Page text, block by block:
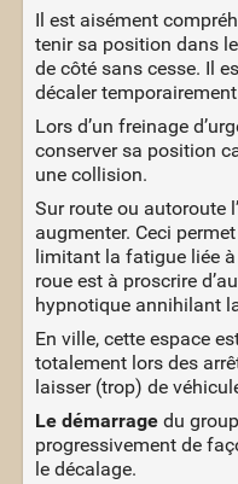
Il est aisément
tenir sa position dans
de côté sans cesse. Il
décaler
Lors d’un freinage
conserver sa position
une collision.
Sur route ou autoroute
augmenter. Ceci
limitant la fatigue liée
roue est à proscrire
hypnotique annihilant
En ville, cette espace
totalement lors des
laisser (trop) de
Le démarragedu
progressivement de
le décalage.